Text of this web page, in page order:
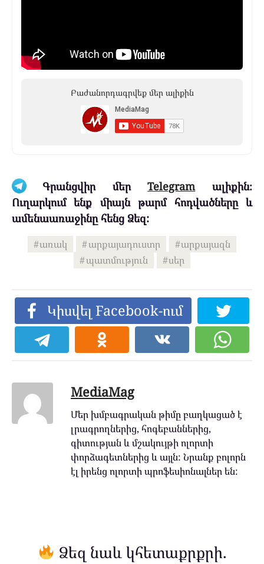
Բաժանորդագրվեք մեր ալիքին
Գրանցվիր մերTelegramալիքին։
Ուղարկում ենք միայն թարմ հոդվածները և
ամենաառաջինը հենց Ձեզ:
առակ արքայադուստր
արքայազն
պատմություն
սեր
Կիսվել Facebook-ում
MediaMag
Մեր խմբագրական թիմը բաղկացած է
լրագրողներից, հոգեբաններից,
գիտության և մշակույթի ոլորտի
փորձագետներից և այլն: Նրանք բոլորն
էլ իրենց ոլորտի պրոֆեսիոնալներ են:
Ձեզ նաև կհետաքրքրի.